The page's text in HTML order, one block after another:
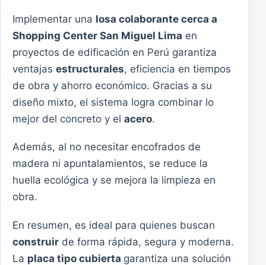
Implementar una losa colaborante cerca a
Shopping Center San Miguel Lima en
proyectos de edificación en Perú garantiza
ventajas estructurales, eficiencia en tiempos
de obra y ahorro económico. Gracias a su
diseño mixto, el sistema logra combinar lo
mejor del concreto y el acero.
Además, al no necesitar encofrados de
madera ni apuntalamientos, se reduce la
huella ecológica y se mejora la limpieza en
obra.
En resumen, es ideal para quienes buscan
construir de forma rápida, segura y moderna.
La placa tipo cubierta garantiza una solución